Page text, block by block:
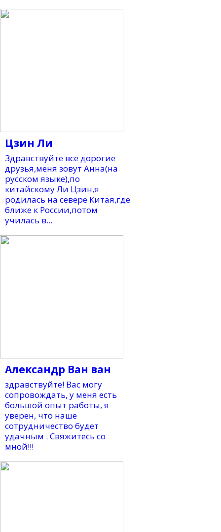
Цзин Ли
Здравствуйте все дорогие
друзья,меня зовут Анна(на
русском языке),по
китайскому Ли Цзин,я
родилась на севере Китая,где
ближе к России,потом
училась в...
Александр Ван ван
здравствуйте! Вас могу
сопровождать, у меня есть
большой опыт работы, я
уверен, что наше
сотрудничество будет
удачным . Свяжитесь со
мной!!!